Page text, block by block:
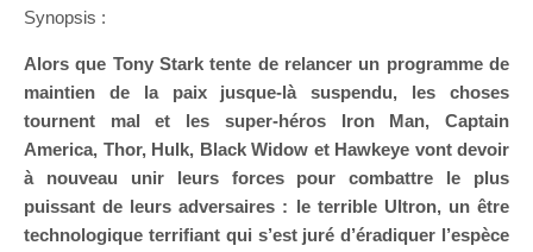
Synopsis :
Alors que Tony Stark tente de relancer un programme de
maintien de la paix jusque-là suspendu, les choses
tournent mal et les super-héros Iron Man, Captain
America, Thor, Hulk, Black Widow et Hawkeye vont devoir
à nouveau unir leurs forces pour combattre le plus
puissant de leurs adversaires : le terrible Ultron, un être
technologique terrifiant qui s’est juré d’éradiquer l’espèce